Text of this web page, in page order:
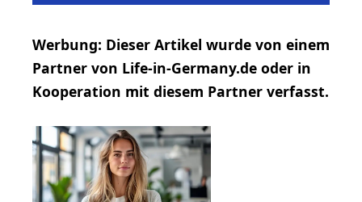
Werbung: Dieser Artikel wurde von einem
Partner von Life-in-Germany.de oder in
Kooperation mit diesem Partner verfasst.